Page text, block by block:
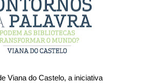
Viana do Castelo, a iniciativa